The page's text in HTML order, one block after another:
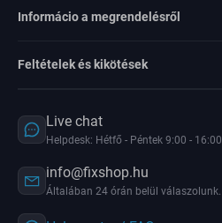
Informácio a megrendelésről
Feltételek és kikötések
Live chat
Helpdesk: Hétfő - Péntek 9:00 - 16:00
info@fixshop.hu
Általában 24 órán belül válaszolunk.